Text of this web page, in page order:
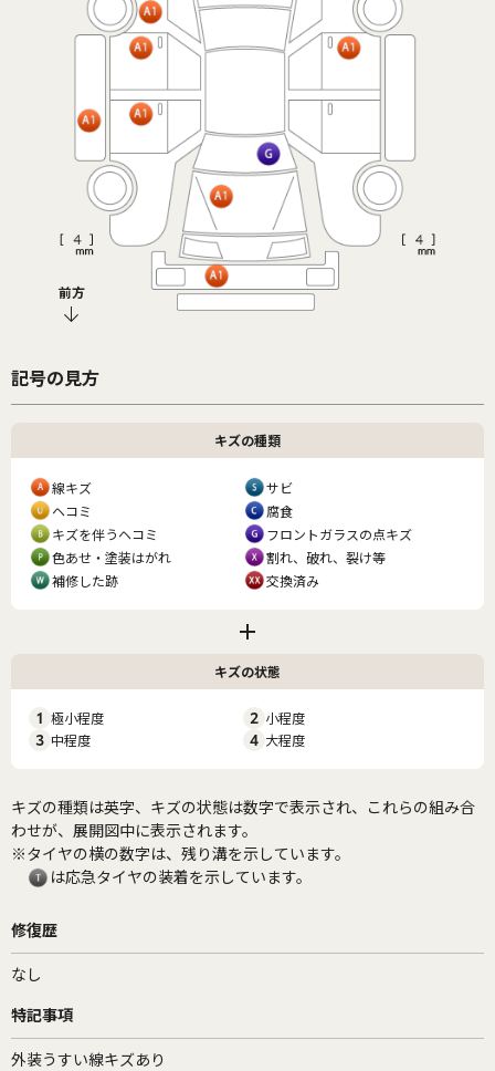
前方
記号の見方
キズの種類
線キズ
サビ
ヘコミ
腐食
キズを伴うヘコミ
フロントガラスの点キズ
色あせ・塗装はがれ
割れ、破れ、裂け等
補修した跡
交換済み
キズの状態
1 極小程度 2 小程度
3 中程度 4 大程度
キズの種類は英字、キズの状態は数字で表示され、これらの組み合
わせが、展開図中に表示されます。
※タイヤの横の数字は、残り溝を示しています。
は応急タイヤの装着を示しています。
修復歴
なし
特記事項
外装うすい線キズあり